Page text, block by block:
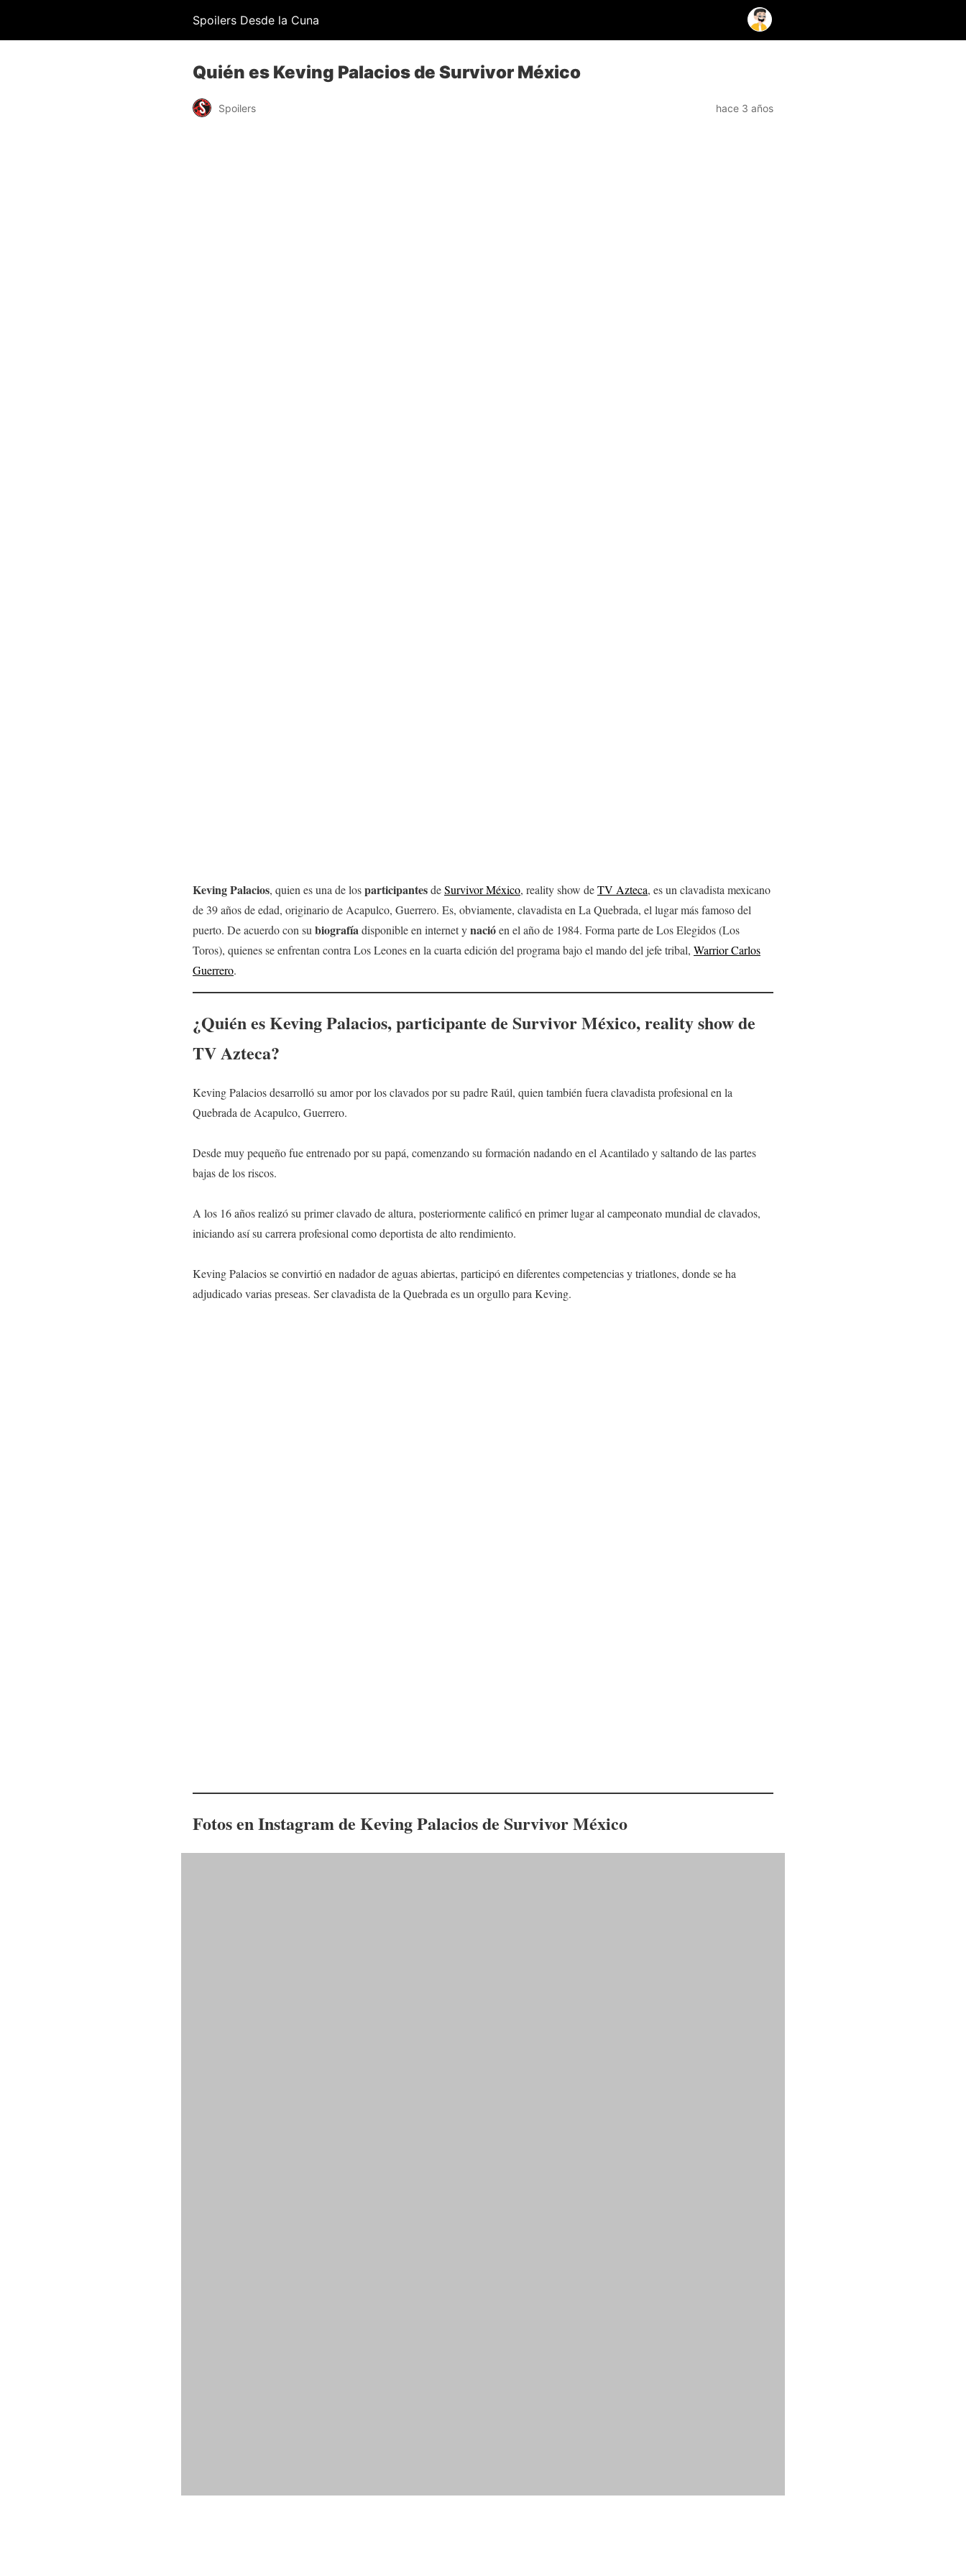
Spoilers Desde la Cuna
Quién es Keving Palacios de Survivor México
Spoilers hace 3 años
Keving Palacios, quien es una de losparticipantesdeSurvivor México, reality show deTV Azteca, es un clavadista mexicano
de 39 años de edad, originario de Acapulco, Guerrero. Es, obviamente, clavadista en La Quebrada, el lugar más famoso del
puerto. De acuerdo con su biografíadisponible en internet ynacióen el año de 1984. Forma parte de Los Elegidos (Los
Toros), quienes se enfrentan contra Los Leones en la cuarta edición del programa bajo el mando del jefe tribal, Warrior Carlos
Guerrero.
¿Quién es Keving Palacios, participante de Survivor México, reality show de
TV Azteca?
Keving Palacios desarrolló su amor por los clavados por su padre Raúl, quien también fuera clavadista profesional en la
Quebrada de Acapulco, Guerrero.
Desde muy pequeño fue entrenado por su papá, comenzando su formación nadando en el Acantilado y saltando de las partes
bajas de los riscos.
A los 16 años realizó su primer clavado de altura, posteriormente calificó en primer lugar al campeonato mundial de clavados,
iniciando así su carrera profesional como deportista de alto rendimiento.
Keving Palacios se convirtió en nadador de aguas abiertas, participó en diferentes competencias y triatlones, donde se ha
adjudicado varias preseas. Ser clavadista de la Quebrada es un orgullo para Keving.
Fotos en Instagram de Keving Palacios de Survivor México